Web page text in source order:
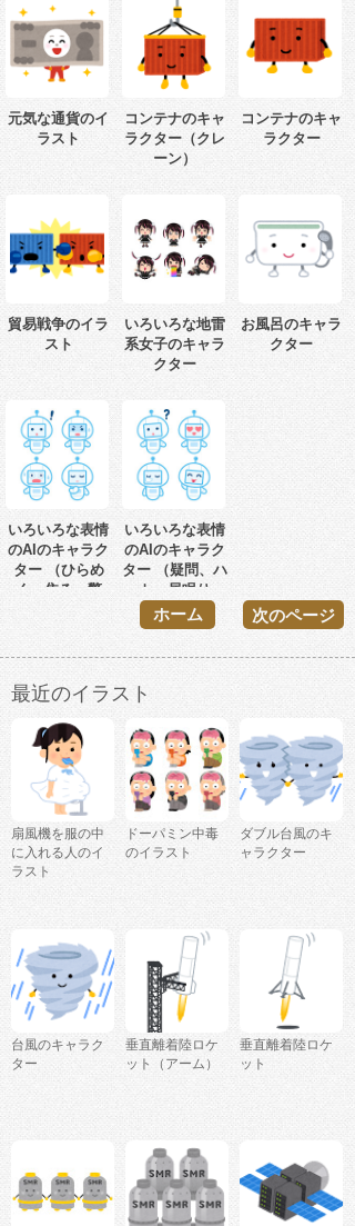
元気な通貨のイ
ラスト
コンテナのキャ
ラクター（クレ
ーン）
コンテナのキャ
ラクター
貿易戦争のイラ
スト
いろいろな地雷
系女子のキャラ
クター
お風呂のキャラ
クター
いろいろな表情
のAIのキャラク
ター （ひらめ
く、焦る、驚
いろいろな表情
のAIのキャラク
ター （疑問、ハ
ート、居眠り、
てへぺろ）
次のページ
ホーム
最近のイラスト
扇風機を服の中
に入れる人のイ
ラスト
ドーパミン中毒
のイラスト
ダブル台風のキ
ャラクター
台風のキャラク
ター
垂直離着陸ロケ
ット（アーム）
垂直離着陸ロケ
ット